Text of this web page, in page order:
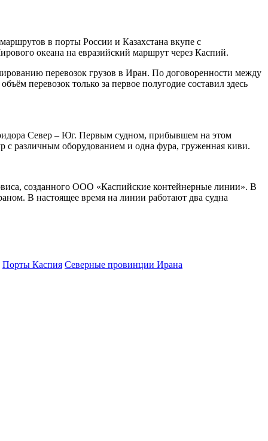
в порты России и Казахстана вкупе с
океана на евразийский маршрут через Каспий.
перевозок грузов в Иран. По договоренности между
перевозок только за первое полугодие составил здесь
Север – Юг. Первым судном, прибывшем на этом
с различным оборудованием и одна фура, груженная киви.
созданного ООО «Каспийские контейнерные линии». В
В настоящее время на линии работают два судна
Порты Каспия Северные провинции Ирана